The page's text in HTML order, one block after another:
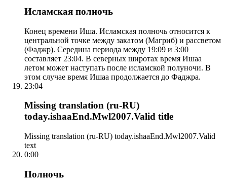
Исламская полночь
Конец времени Иша. Исламская полночь относится к
центральной точке между закатом (Магриб) и рассветом
(Фаджр). Середина периода между 19:09 и 3:00
составляет 23:04. В северных широтах время Ишаа
летом может наступать после исламской полуночи. В
этом случае время Ишаа продолжается до Фаджра.
23:04
Missing translation (ru-RU)
today.ishaaEnd.Mwl2007.Valid title
Missing translation (ru-RU) today.ishaaEnd.Mwl2007.Valid
text
0:00
Полночь